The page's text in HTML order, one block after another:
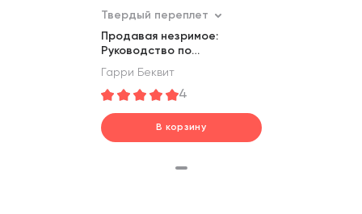
Твердый переплет
Продавая незримое:
Руководство по
современному маркетингу
услуг
Гарри Беквит
4
В корзину